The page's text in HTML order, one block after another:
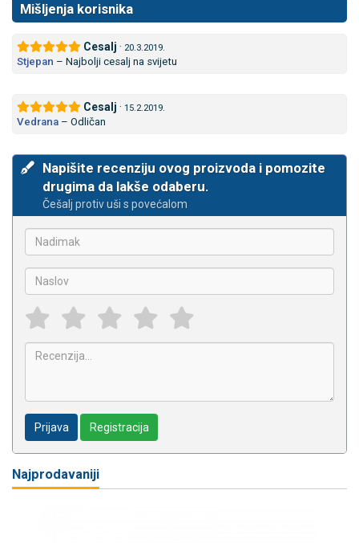
Mišljenja korisnika
Cesalj · 20.3.2019.
Stjepan – Najbolji cesalj na svijetu
Cesalj · 15.2.2019.
Vedrana – Odličan
Napišite recenziju ovog proizvoda i pomozite
drugima da lakše odaberu.
Češalj protiv uši s povećalom
Prijava Registracija
Najprodavaniji